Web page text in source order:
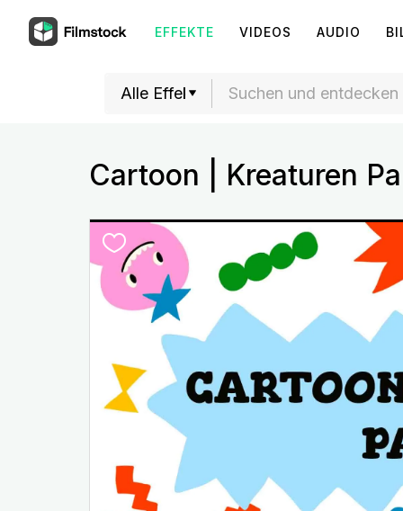
EFFEKTE VIDEOS AUDIO
Cartoon | Kreaturen